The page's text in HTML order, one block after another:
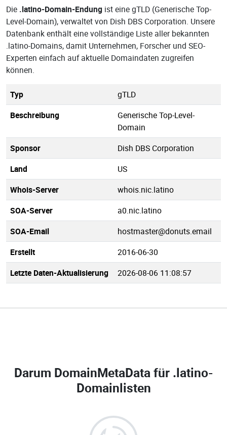
Die .latino-Domain-Endung ist eine gTLD (Generische Top-
Level-Domain), verwaltet von Dish DBS Corporation. Unsere
Datenbank enthält eine vollständige Liste aller bekannten
.latino-Domains, damit Unternehmen, Forscher und SEO-
Experten einfach auf aktuelle Domaindaten zugreifen
können.
Typ
gTLD
Beschreibung
Generische Top-Level-
Domain
Sponsor
Dish DBS Corporation
Land
US
Whois-Server
whois.nic.latino
SOA-Server
a0.nic.latino
SOA-Email
hostmaster@donuts.email
Erstellt
2016-06-30
Letzte Daten-Aktualisierung
2026-08-06 11:08:57
Darum DomainMetaData für .latino-
Domainlisten